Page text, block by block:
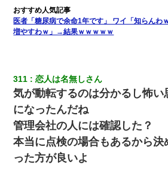
私『貯金貯まったし、やっと家建てられ
帯住宅にした。それに貯金使った」→私
っ」私『使った貯金はあげるから』→す
浅ましくも集りにきた。
体中に赤い蕁麻疹みたいなのができて、
ル薔薇色ひこう疹」という症状だと言われ
結婚生活10ヶ月目で嫁から一方的に「も
された
医者「糖尿病で余命1年です」 ワイ「知らんわ
増やすわｗ」→結果ｗｗｗｗｗ
311 恋人は名無しさん
気が動転するのは分かるし怖い
になったんだね
管理会社の人には確認した？
本当に点検の場合もあるから決
った方が良いよ